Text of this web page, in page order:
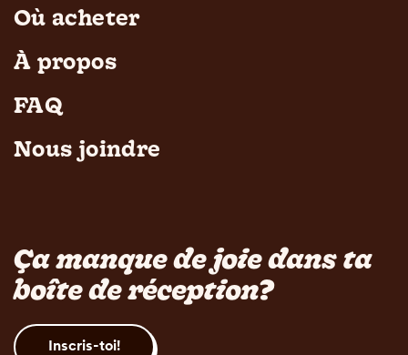
Ça manque de joie dans ta
boîte de réception?
Inscris-toi!
Où acheter
À propos
FAQ
Nous joindre